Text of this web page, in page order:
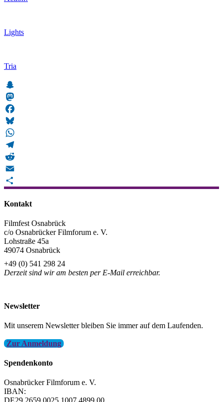
Lights
Tria
Snapchat
Mastodon
Facebook
Bluesky
WhatsApp
Telegram
Reddit
Email
Kontakt
Filmfest Osnabrück
c/o Osnabrücker Filmforum e. V.
Lohstraße 45a
49074 Osnabrück
+49 (0) 541 298 24
Derzeit sind wir am besten per E-Mail erreichbar.
Newsletter
Mit unserem Newsletter bleiben Sie immer auf dem Laufenden.
Zur Anmeldung
Spendenkonto
Osnabrücker Filmforum e. V.
IBAN: